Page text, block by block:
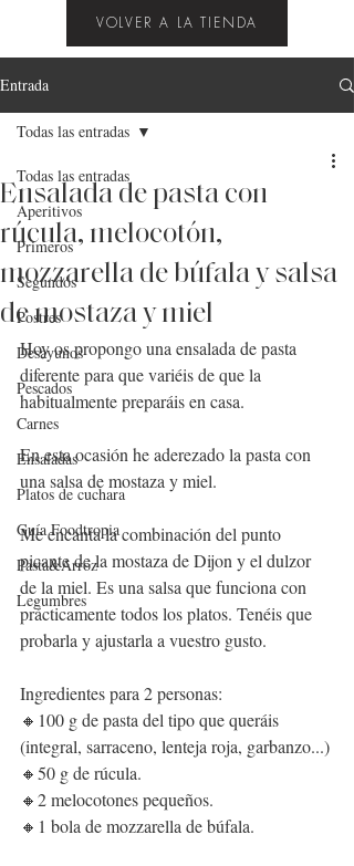
VOLVER A LA TIENDA
Entrada
Todas las entradas
Aperitivos
Primeros
Segundos
Postres
Desayunos
Pescados
Carnes
Ensaladas
Platos de cuchara
Guía Foodtropia
Pasta&Arroz
Legumbres
Todas las entradas
Ensalada de pasta con
rúcula, melocotón,
mozzarella de búfala y salsa
de mostaza y miel
Hoy os propongo una ensalada de pasta
diferente para que variéis de que la
habitualmente preparáis en casa.
En esta ocasión he aderezado la pasta con
una salsa de mostaza y miel.
Me encanta la combinación del punto
picante de la mostaza de Dijon y el dulzor
de la miel. Es una salsa que funciona con
prácticamente todos los platos. Tenéis que
probarla y ajustarla a vuestro gusto.
Ingredientes para 2 personas:
🔸100 g de pasta del tipo que queráis
(integral, sarraceno, lenteja roja, garbanzo...)
🔸50 g de rúcula.
🔸2 melocotones pequeños.
🔸1 bola de mozzarella de búfala.